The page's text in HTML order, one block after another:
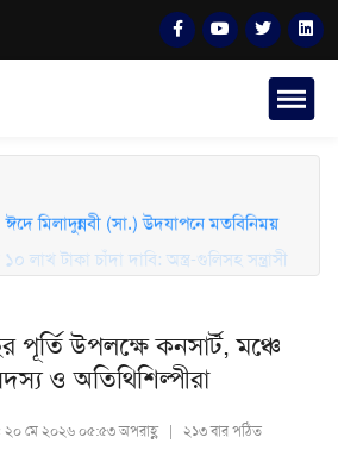
লাখ টাকা চাঁদা দাবি: অস্ত্র-গুলিসহ সন্ত্রাসী
মিলাদুন্নবী (সা.) উদযাপনে মতবিনিময়
পূর্তি উপলক্ষে কনসার্ট, মঞ্চে
ও অতিথিশিল্পীরা
২০ মে ২০২৬ ০৫:৫৩ অপরাহ্ণ | ২১৩ বার পঠিত